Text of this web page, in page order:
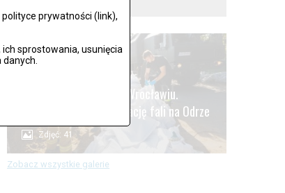
prywatności (link),
sprostowania, usunięcia
Alarm powodziowy we Wrocławiu.
Oczekiwanie na kulminację fali na Odrze
Zdjęć: 41
Zobacz wszystkie galerie